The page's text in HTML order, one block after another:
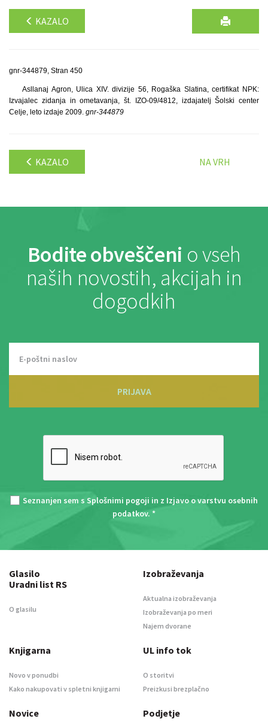
KAZALO
gnr-344879, Stran 450
Asllanaj Agron, Ulica XIV. divizije 56, Rogaška Slatina, certifikat NPK:
Izvajalec zidanja in ometavanja, št. IZO-09/4812, izdajatelj Šolski center
Celje, leto izdaje 2009. gnr-344879
KAZALO NA VRH
Bodite obveščeni o vseh
naših novostih, akcijah in
dogodkih
PRIJAVA
Seznanjen sem s Splošnimi pogoji in z Izjavo o varstvu osebnih
podatkov. *
Glasilo
Uradni list RS
O glasilu
Izobraževanja
Aktualna izobraževanja
Izobraževanja po meri
Najem dvorane
Knjigarna
Novo v ponudbi
Kako nakupovati v spletni knjigarni
UL info tok
O storitvi
Preizkusi brezplačno
Novice Podjetje